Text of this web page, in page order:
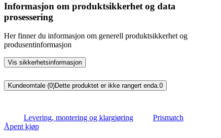
Informasjon om produktsikkerhet og data
prosessering
Her finner du informasjon om generell produktsikkerhet og
produsentinformasjon
Vis sikkerhetsinformasjon
Kundeomtale (0)Dette produktet er ikke rangert enda.0
Levering, montering og klargjøring
Prismatch
Åpent kjøp